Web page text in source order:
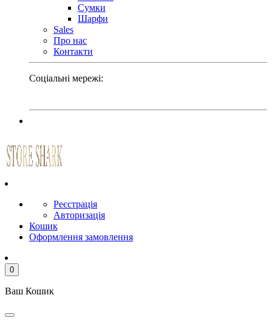
Сумки
Шарфи
Sales
Про нас
Контакти
Соціальні мережі:
Реєстрація
Авторизація
Кошик
Оформлення замовлення
0
Ваш Кошик